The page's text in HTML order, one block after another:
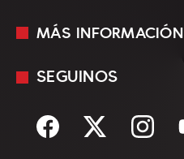
En Vivo
Sociedad
MÁS INFORMACIÓN
Mediakit
Términos y condiciones
SEGUINOS